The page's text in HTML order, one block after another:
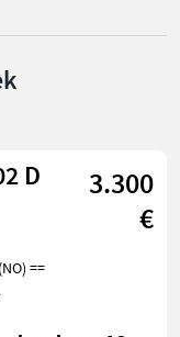
D
3.300
€
==